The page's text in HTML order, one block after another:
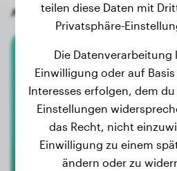
Andere zufällige Hunde
Boxer
Urka
teilen diese Daten mit
Privatsphäre-
Die Datenverarbeitung
Einwilligung oder auf
Interesses erfolgen, dem
Einstellungen
das Recht, nicht
Einwilligung zu einem
ändern oder zu